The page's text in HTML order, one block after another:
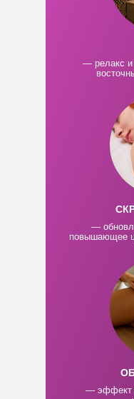
— эффект
—
повышающее
— релакс и